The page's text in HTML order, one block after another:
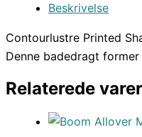
Beskrivelse
Contourlustre Printed
Denne badedragt
Relaterede varer